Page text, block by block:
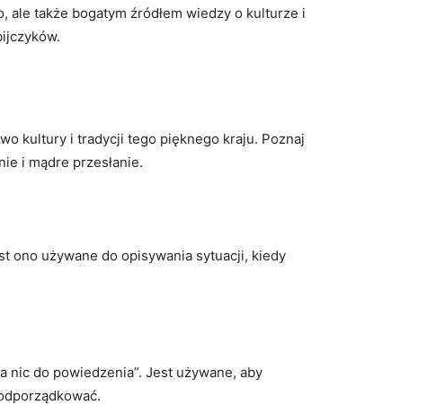
także bogatym źródłem⁢ wiedzy o‍ kulturze ⁣i
​kultury⁤ i⁣ tradycji⁣ tego pięknego⁣ kraju.‍ Poznaj
i ‌mądre przesłanie.
ono używane do ‌opisywania sytuacji, ⁢kiedy
nic do​ powiedzenia”. Jest‍ używane,‌ aby